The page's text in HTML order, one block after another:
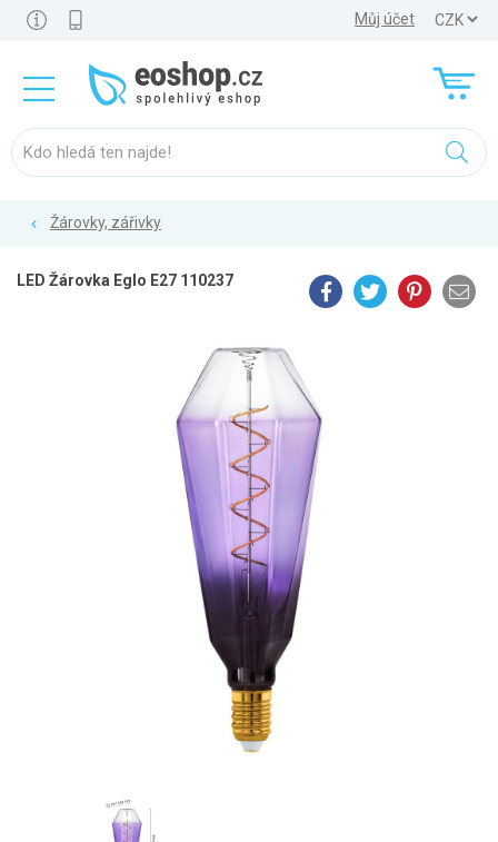
Můj účet
Žárovky, zářivky
LED Žárovka Eglo E27 110237